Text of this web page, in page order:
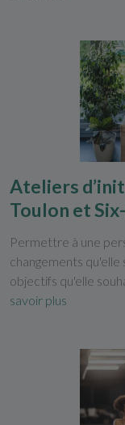
Ateliers
Toulon et
Permettre à une
changements
objectifs qu'elle
savoir plus